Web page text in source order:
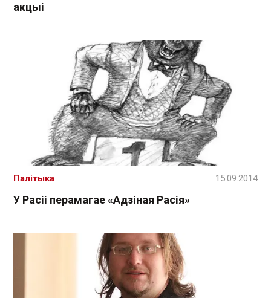
акцыі
У Расіі перамагае «Адзіная Расія»
Палітыка 15.09.2014